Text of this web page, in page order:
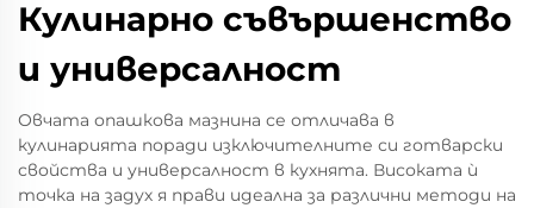
Кулинарно съвършенство
и универсалност
Овчата опашкова мазнина се отличава в
кулинарията поради изключителните си готварски
свойства и универсалност в кухнята. Високата ѝ
точка на задух я прави идеална за различни методи на